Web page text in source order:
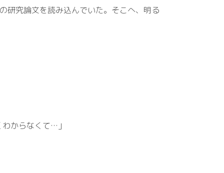
研究論文を読み込んでいた。そこへ、明る
からなくて…」